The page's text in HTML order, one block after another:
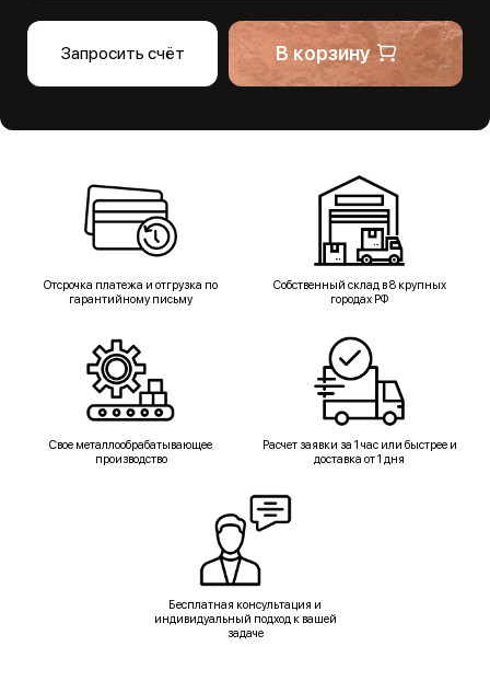
Запросить счёт В корзину
Отсрочка платежа и отгрузка по
гарантийному письму
Собственный склад в 8 крупных
городах РФ
Свое металлообрабатывающее
производство
Расчет заявки за 1 час или быстрее и
доставка от 1 дня
Бесплатная консультация и
индивидуальный подход к вашей
задаче